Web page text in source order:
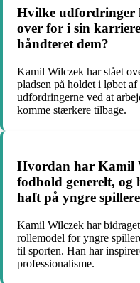
Hvilke udfordringer
over for i sin
håndteret dem?
Kamil Wilczek har stået
pladsen på holdet i løbet
udfordringerne ved at
komme stærkere tilbage.
Hvordan har Kamil
fodbold generelt, og
haft på yngre
Kamil Wilczek har
rollemodel for yngre
til sporten. Han har
professionalisme.